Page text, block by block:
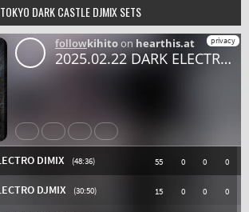
TOKYO DARK CASTLE DJMIX SETS